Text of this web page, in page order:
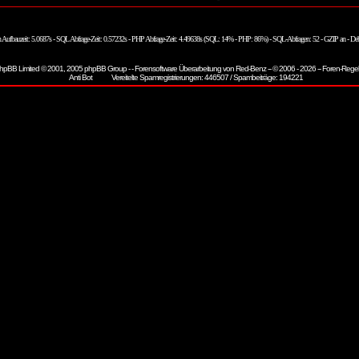
Aufbauzeit: 5.0687s - SQL Abfrage-Zeit: 0.57232s - PHP Abfrage-Zeit: 4.49638s (SQL: 14% - PHP: 86%) - SQL-Abfragen: 52 - GZIP an -
Limited © 2001, 2005 phpBB Group - - Forensoftware Überarbeitung vonRed-Benz-- © 2006 - 2026 --Foren-
Vereitelte Spamregistrierungen: 446507 / Spambeiträge: 194221